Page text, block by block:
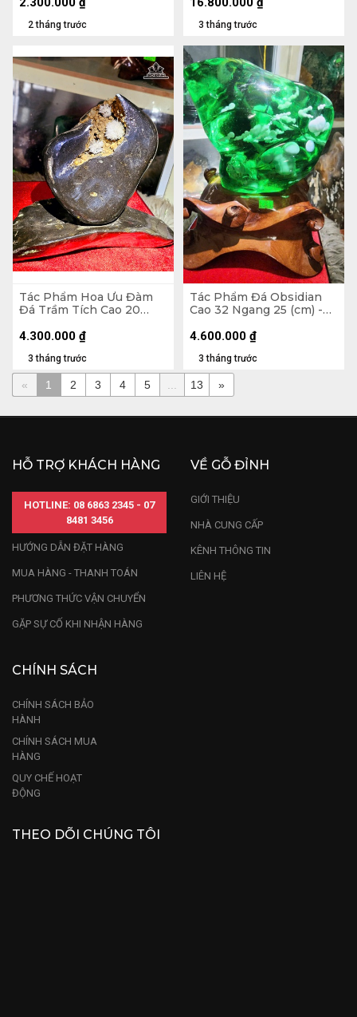
2 tháng trước 3 tháng trước
Tác Phẩm Hoa Ưu Đàm
Đá Trầm Tích Cao 20
3 tháng trước
4.300.000 ₫
Tác Phẩm Đá Obsidian
Cao 32 Ngang 25 (cm) -
3 tháng trước
4.600.000 ₫
« 1 2 3 4 5 13 »
HỖ TRỢ KHÁCH HÀNG
HOTLINE: 08 6863 2345 - 07
8481 3456
HƯỚNG DẪN ĐẶT HÀNG
MUA HÀNG - THANH TOÁN
PHƯƠNG THỨC VẬN CHUYỂN
GẶP SỰ CỐ KHI NHẬN HÀNG
VỀ GỖ ĐỈNH
GIỚI THIỆU
NHÀ CUNG CẤP
KÊNH THÔNG TIN
LIÊN HỆ
CHÍNH SÁCH
CHÍNH SÁCH BẢO
HÀNH
CHÍNH SÁCH MUA
HÀNG
QUY CHẾ HOẠT
ĐỘNG
THEO DÕI CHÚNG TÔI